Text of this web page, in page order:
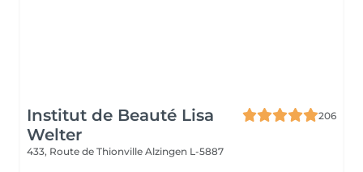
Institut de Beauté Lisa
Welter
206
433, Route de Thionville Alzingen L-5887